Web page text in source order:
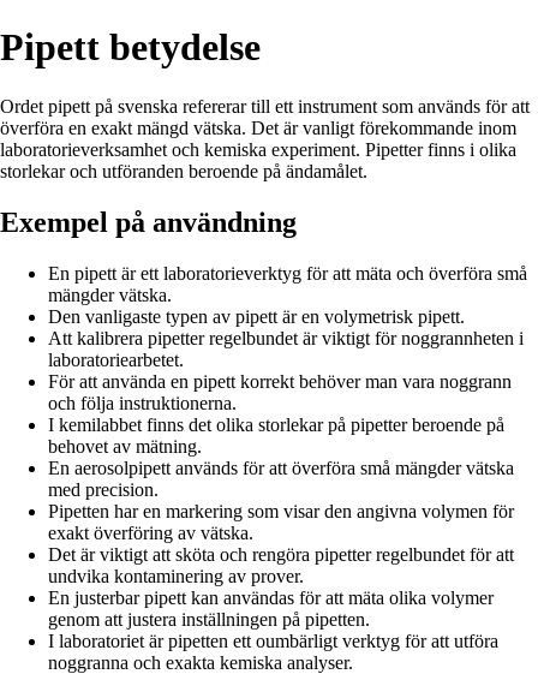
Pipett betydelse
Ordet pipett på svenska refererar till ett instrument som används för att
överföra en exakt mängd vätska. Det är vanligt förekommande inom
laboratorieverksamhet och kemiska experiment. Pipetter finns i olika
storlekar och utföranden beroende på ändamålet.
Exempel på användning
En pipett är ett laboratorieverktyg för att mäta och överföra små
mängder vätska.
Den vanligaste typen av pipett är en volymetrisk pipett.
Att kalibrera pipetter regelbundet är viktigt för noggrannheten i
laboratoriearbetet.
För att använda en pipett korrekt behöver man vara noggrann
och följa instruktionerna.
I kemilabbet finns det olika storlekar på pipetter beroende på
behovet av mätning.
En aerosolpipett används för att överföra små mängder vätska
med precision.
Pipetten har en markering som visar den angivna volymen för
exakt överföring av vätska.
Det är viktigt att sköta och rengöra pipetter regelbundet för att
undvika kontaminering av prover.
En justerbar pipett kan användas för att mäta olika volymer
genom att justera inställningen på pipetten.
I laboratoriet är pipetten ett oumbärligt verktyg för att utföra
noggranna och exakta kemiska analyser.